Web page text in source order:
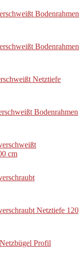
Bodenrahmen
Bodenrahmen
Netztiefe
Bodenrahmen
cm
Netztiefe 120
Profil